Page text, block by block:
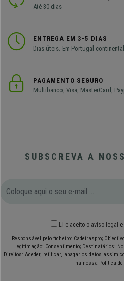
Até 30 dias
ENTREGA EM 3-5 DIAS
Dias úteis. Em Portugal continental
PAGAMENTO SEGURO
Multibanco, Visa, MasterCard,
SUBSCREVA A
Li e aceito o aviso legal e
Responsável pelo ficheiro: Cadeiraspro;
Legitimação: Consentimento; Destinatários:
Direitos: Aceder, retificar, apagar os datos assim
na nossa Política de